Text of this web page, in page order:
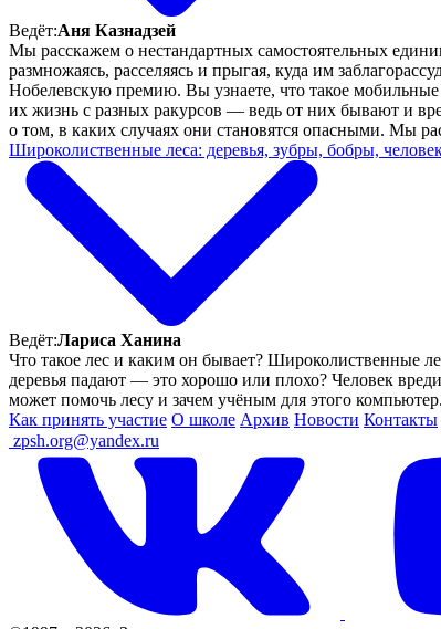
Ведёт:Аня Казнадзей
Мы расскажем о нестандартных самостоятельных
размножаясь, расселяясь и прыгая, куда им
Нобелевскую премию. Вы узнаете, что такое
их жизнь с разных ракурсов — ведь от них бывают и
о том, в каких случаях они становятся опасными. Мы
Широколиственные леса: деревья, зубры, бобры,
Ведёт:Лариса Ханина
Что такое лес и каким он бывает? Широколиственные
деревья падают — это хорошо или плохо? Человек
может помочь лесу и зачем учёным для этого компьютер.
Как принять участие О школе Архив Новости Контакты
zpsh.org@yandex.ru